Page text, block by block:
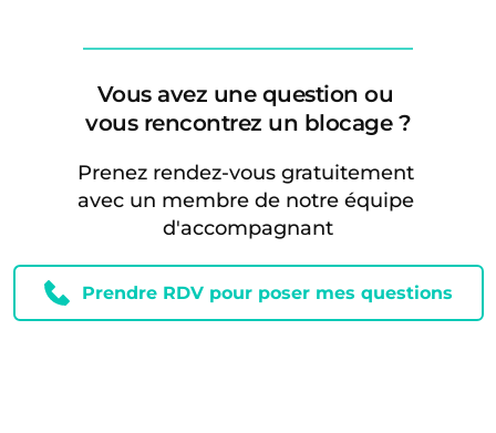
avec
l’IA
et
le
Puissant
»
Vous avez une question ou
vous rencontrez un blocage ?
Prenez rendez-vous gratuitement
avec un membre de notre équipe
d'accompagnant
Prendre RDV pour poser mes questions